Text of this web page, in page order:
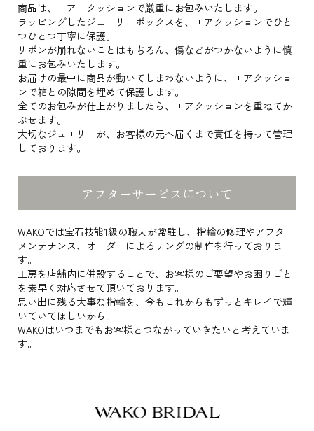
商品は、エアークッションで厳重にお包みいたします。
ラッピングしたジュエリーボックスを、エアクッションでひと
つひとつ丁寧に保護。
リボンが崩れないことはもちろん、傷などがつかないように慎
重にお包みいたします。
お届けの最中に商品が動いてしまわないように、エアクッショ
ンで箱との隙間を埋めて保護します。
全てのお包みが仕上がりましたら、エアクッションを重ねてか
ぶせます。
大切なジュエリーが、お客様の元へ届くまで責任を持って管理
しております。
アフターサービスについて
WAKOでは宝石技能1級の職人が常駐し、指輪の修理やアフター
メンテナンス、オーダーによるリングの制作を行っておりま
す。
工房を店舗内に併設することで、お客様のご要望やお困りごと
を素早く対応させて頂いております。
思い出に残る大事な指輪を、今もこれからもずっとキレイで輝
いていてほしいから。
WAKOはいつまでもお客様とつながっていきたいと考えていま
す。